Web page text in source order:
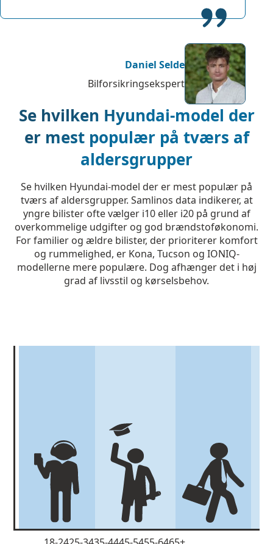
Daniel Selde
Bilforsikringsekspert
Se hvilken Hyundai-model der
er mest populær på tværs af
aldersgrupper
Se hvilken Hyundai-model der er mest populær på
tværs af aldersgrupper. Samlinos data indikerer, at
yngre bilister ofte vælger i10 eller i20 på grund af
overkommelige udgifter og god brændstoføkonomi.
For familier og ældre bilister, der prioriterer komfort
og rummelighed, er Kona, Tucson og IONIQ-
modellerne mere populære. Dog afhænger det i høj
grad af livsstil og kørselsbehov.